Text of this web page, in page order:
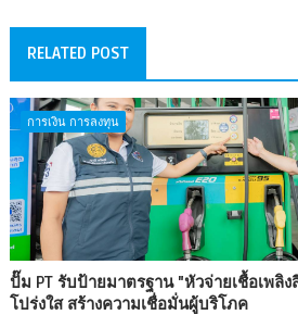
RELATED POST
การเงิน การลงทุน
ปั๊ม PT รับป้ายมาตรฐาน "หัวจ่ายเชื้อเพลิ
โปร่งใส สร้างความเชื่อมั่นผู้บริโภค